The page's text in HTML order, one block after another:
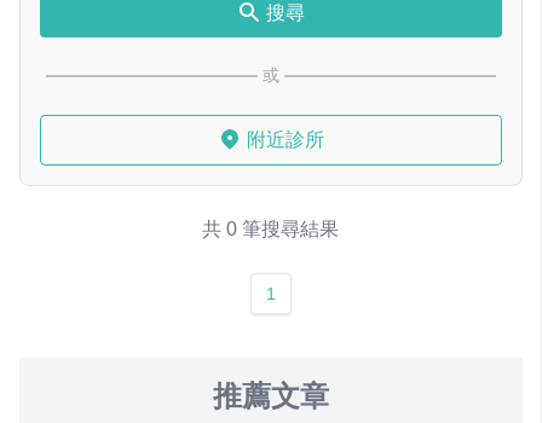
搜尋
或
附近診所
共 0 筆搜尋結果
1
推薦文章